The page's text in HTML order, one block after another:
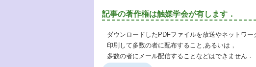
記事の著作権は触媒学会が有します．
ダウンロードしたPDFファイルを放送やネットワ
印刷して多数の者に配布すること,あるいは，
多数の者にメール配信することなどはできません．